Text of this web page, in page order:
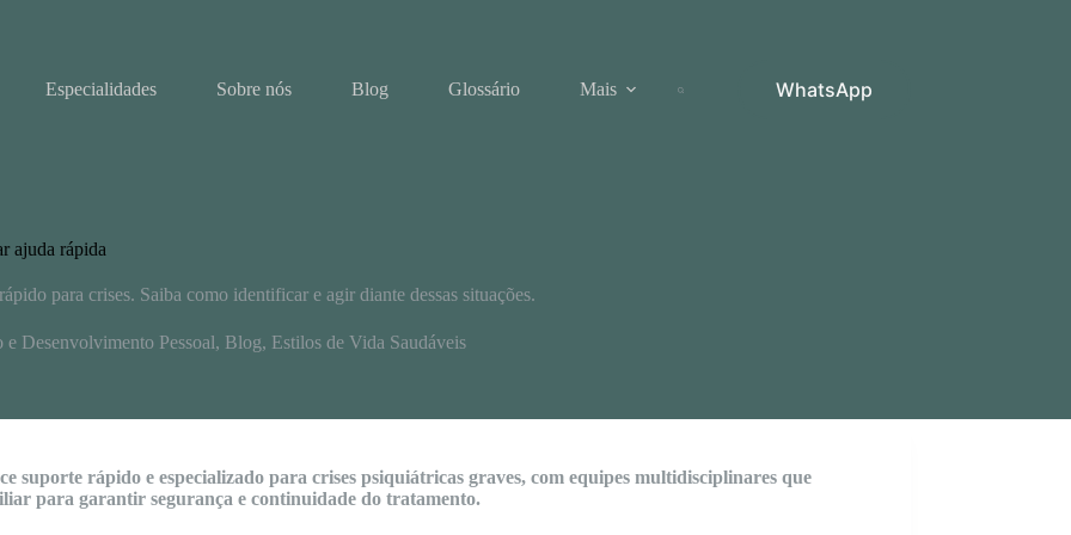
Especialidades Sobre nós Blog Glossário Mais WhatsApp
ajuda rápida
para crises. Saiba como identificar e agir diante dessas situações.
Desenvolvimento Pessoal, Blog, Estilos de Vida Saudáveis
suporte rápido e especializado para crises psiquiátricas graves, com equipes multidisciplinares que
para garantir segurança e continuidade do tratamento.